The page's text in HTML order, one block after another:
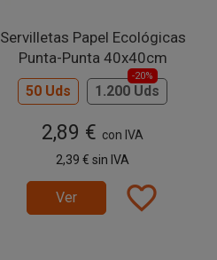
Servilletas Papel Ecológicas
Punta-Punta 40x40cm
50 Uds 1.200 Uds
-20%
2,89 € con IVA
2,39 € sin IVA
Ver favorite_border